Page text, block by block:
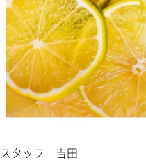
スタッフ 吉田